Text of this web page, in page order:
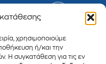
χρησιμοποιούμε
ή/και την
Η συγκατάθεση για τις εν